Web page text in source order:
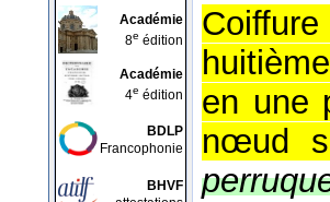
Académie
8e édition
Académie
4e édition
BDLP
Francophonie
BHVF
en une
nœud